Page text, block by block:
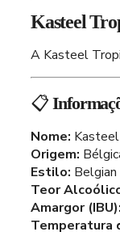
Kasteel
A Kasteel
📋
Nome:
Origem:
Estilo:
Teor
Amargor (IBU):
Temperatura